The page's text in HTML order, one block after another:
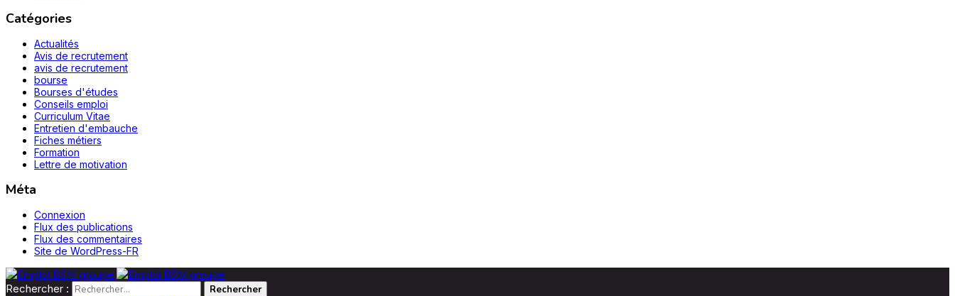
Catégories
Actualités
Avis de recrutement
avis de recrutement
bourse
Bourses d'études
Conseils emploi
Curriculum Vitae
Entretien d'embauche
Fiches métiers
Formation
Lettre de motivation
Méta
Connexion
Flux des publications
Flux des commentaires
Site de WordPress-FR
Rechercher :